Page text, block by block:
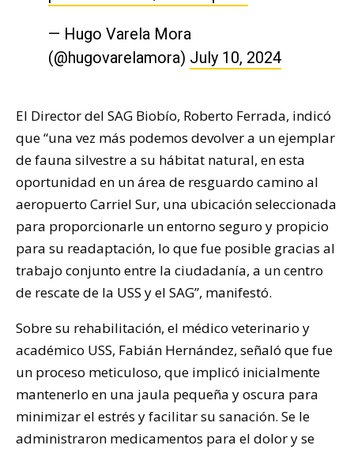
— Hugo Varela Mora
(@hugovarelamora) July 10, 2024
El Director del SAG Biobío, Roberto Ferrada, indicó
que “una vez más podemos devolver a un ejemplar
de fauna silvestre a su hábitat natural, en esta
oportunidad en un área de resguardo camino al
aeropuerto Carriel Sur, una ubicación seleccionada
para proporcionarle un entorno seguro y propicio
para su readaptación, lo que fue posible gracias al
trabajo conjunto entre la ciudadanía, a un centro
de rescate de la USS y el SAG”, manifestó.
Sobre su rehabilitación, el médico veterinario y
académico USS, Fabián Hernández, señaló que fue
un proceso meticuloso, que implicó inicialmente
mantenerlo en una jaula pequeña y oscura para
minimizar el estrés y facilitar su sanación. Se le
administraron medicamentos para el dolor y se